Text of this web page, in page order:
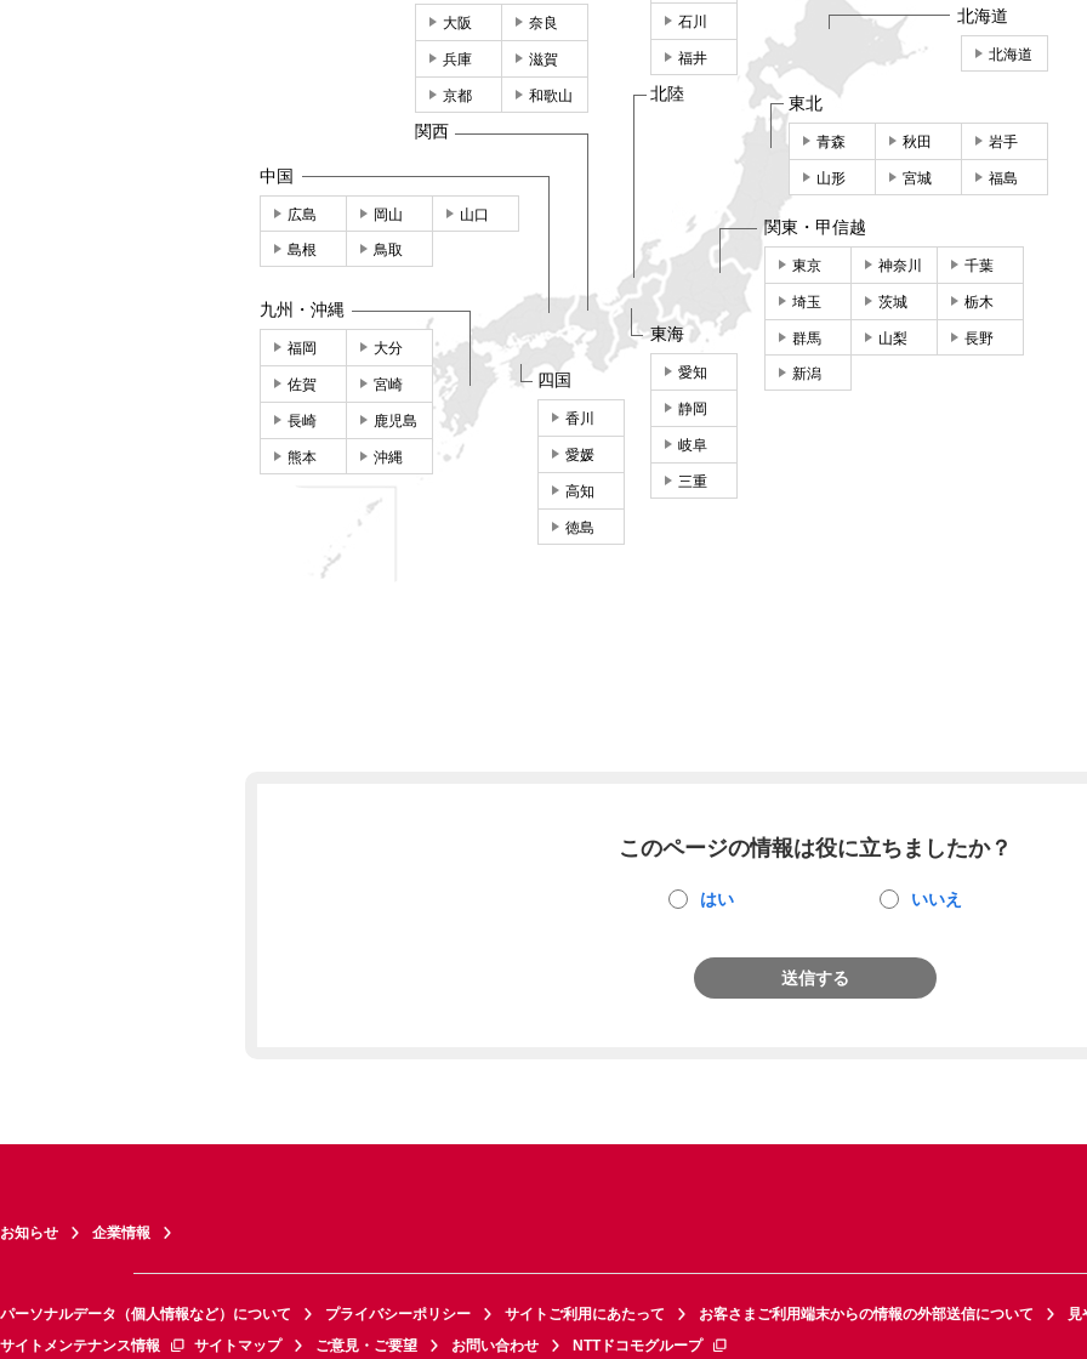
北海道
北海道
東北
青森 秋田 岩手
山形 宮城 福島
関東・甲信越
東京 神奈川 千葉
埼玉 茨城 栃木
群馬 山梨 長野
新潟
東海
愛知
静岡
岐阜
三重
石川
福井
北陸
大阪 奈良
兵庫 滋賀
京都 和歌山
関西
中国
広島 岡山 山口
島根 鳥取
四国
香川
愛媛
高知
徳島
九州・沖縄
福岡 大分
佐賀 宮崎
長崎 鹿児島
熊本 沖縄
このページの情報は役に立ちましたか？
はい いいえ
送信する
お知らせ 企業情報
パーソナルデータ（個人情報など）について プライバシーポリシー サイトご利用にあたって お客さまご利用端末からの情報の外部送信について
見
サイトメンテナンス情報
サイトマップ ご意見・ご要望 お問い合わせ NTTドコモグループ